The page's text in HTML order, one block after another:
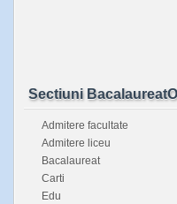
Sectiuni
Admitere facultate
Admitere liceu
Bacalaureat
Carti
Edu